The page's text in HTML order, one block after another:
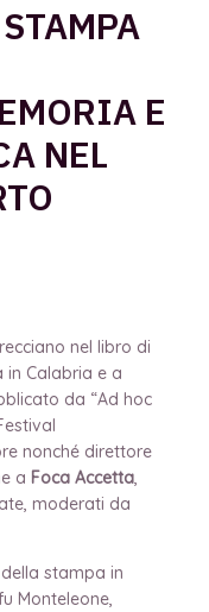
E
NEL
nel libro di
in Calabria e a
da “Ad hoc
nonché direttore
a Foca Accetta,
moderati da
stampa in
Monteleone,